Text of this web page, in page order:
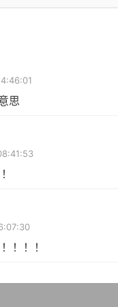
思
！！！